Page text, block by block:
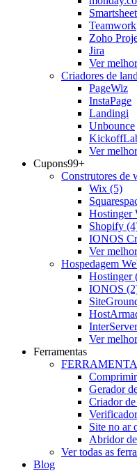
Smartsheet
Teamwork
Zoho
Jira
Ver
Criadores de
PageWiz
InstaPage
Landingi
Unbounce
Ver
Cupons99+
Construtores de
Wix (5)
Hostinger
Shopify
IONOS
Ver
Hospedagem
Hostinger
IONOS
InterServer
Ver
Ferramentas
Gerador
Criador
Site no ar
Abridor
Ver todas as
Blog